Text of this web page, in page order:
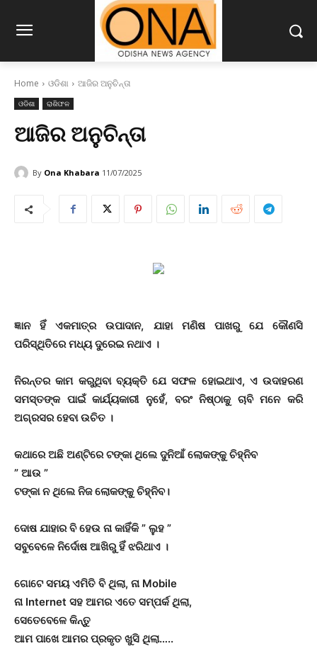
Home ଓଡିଶା ଆଜିର ଅନୁଚିନ୍ତା
ଓଡିଶା ରାଶିଫଳ
ଆଜିର ଅନୁଚିନ୍ତା
By Ona Khabara 11/07/2025
ଜ୍ଞାନ ହିଁ ଏକମାତ୍ର ଉପାଦାନ, ଯାହା ମଣିଷ ପାଖରୁ ଯେ କୌଣସି
ପରିସ୍ଥିତିରେ ମଧ୍ୟ ଦୁରେଇ ନଥାଏ ।
ନିରନ୍ତର କାମ କରୁଥିବା ବ୍ୟକ୍ତି ଯେ ସଫଳ ହୋଇଥାଏ, ଏ ଉଦାହରଣ
ସମସ୍ତଙ୍କ ପାଇଁ କାର୍ଯ୍ୟକାରୀ ନୁହେଁ, ବରଂ ନିଷ୍ଠାକୁ ଚାବି ମନେ କରି
ଅଗ୍ରସର ହେବା ଉଚିତ ।
କଥାରେ ଅଛି ଅଣ୍ଟିରେ ଟଙ୍କା ଥିଲେ ଦୁନିଆଁ ଲୋକଙ୍କୁ ଚିହ୍ନିବ
” ଆଉ ”
ଟଙ୍କା ନ ଥିଲେ ନିଜ ଲୋକଙ୍କୁ ଚିହ୍ନିବ।
ଦୋଷ ଯାହାର ବି ହେଉ ନା କାହିଁକି ” ଲୁହ ”
ସବୁବେଳେ ନିର୍ଦୋଷ ଆଖିରୁ ହିଁ ଝରିଥାଏ ।
ଗୋଟେ ସମୟ ଏମିତି ବି ଥିଲା, ନା Mobile
ନା Internet ସହ ଆମର ଏତେ ସମ୍ପର୍କ ଥିଲା,
ସେତେବେଳେ କିନ୍ତୁ
ଆମ ପାଖେ ଆମର ପ୍ରକୃତ ଖୁସି ଥିଲା…..